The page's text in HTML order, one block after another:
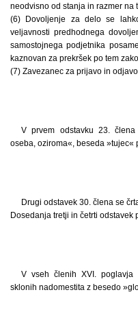
neodvisno od stanja in razmer na
(6) Dovoljenje za delo se
veljavnosti predhodnega
samostojnega podjetnika
kaznovan za prekršek po tem
(7) Zavezanec za prijavo in
V prvem odstavku 23.
oseba, oziroma«, beseda »tujec«
Drugi odstavek 30. člena se
Dosedanja tretji in četrti odstavek
V vseh členih XVI.
sklonih nadomestita z besedo